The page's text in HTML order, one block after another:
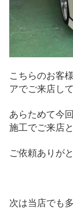
こちらのお客
アでご来店し
あらためて今
施工でご来店
ご依頼ありが
次は当店でも